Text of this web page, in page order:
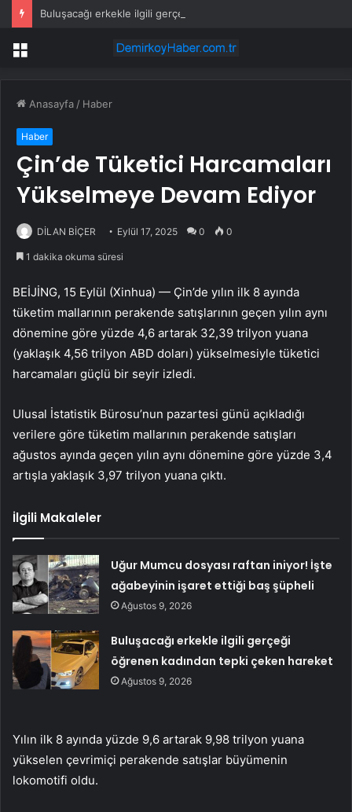
Menü
Anasayfa / Haber
Haber
Çin’de Tüketici Harcamaları
Yükselmeye Devam Ediyor
DİLAN BİÇER Eylül 17, 2025 0 0
1 dakika okuma süresi
BEİJİNG, 15 Eylül (Xinhua) — Çin’de yılın ilk 8 ayında
tüketim mallarının perakende satışlarının geçen yılın aynı
dönemine göre yüzde 4,6 artarak 32,39 trilyon yuana
(yaklaşık 4,56 trilyon ABD doları) yükselmesiyle tüketici
harcamaları güçlü bir seyir izledi.
Ulusal İstatistik Bürosu’nun pazartesi günü açıkladığı
verilere göre tüketim mallarının perakende satışları
ağustos ayında geçen yılın aynı dönemine göre yüzde 3,4
artışla yaklaşık 3,97 trilyon yuana çıktı.
İlgili Makaleler
Uğur Mumcu dosyası raftan iniyor! İşte
ağabeyinin işaret ettiği baş şüpheli
Ağustos 9, 2026
Buluşacağı erkekle ilgili gerçeği
öğrenen kadından tepki çeken hareket
Ağustos 9, 2026
Yılın ilk 8 ayında yüzde 9,6 artarak 9,98 trilyon yuana
yükselen çevrimiçi perakende satışlar büyümenin
lokomotifi oldu.